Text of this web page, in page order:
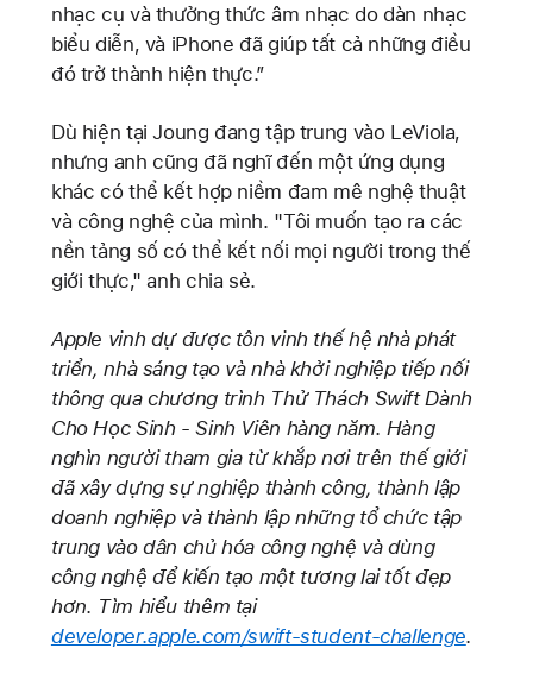
nhạc cụ và thưởng thức âm nhạc do dàn nhạc
biểu diễn, và iPhone đã giúp tất cả những điều
đó trở thành hiện thực.”
Dù hiện tại Joung đang tập trung vào LeViola,
nhưng anh cũng đã nghĩ đến một ứng dụng
khác có thể kết hợp niềm đam mê nghệ thuật
và công nghệ của mình. "Tôi muốn tạo ra các
nền tảng số có thể kết nối mọi người trong thế
giới thực," anh chia sẻ.
Apple vinh dự được tôn vinh thế hệ nhà phát
triển, nhà sáng tạo và nhà khởi nghiệp tiếp nối
thông qua chương trình Thử Thách Swift Dành
Cho Học Sinh - Sinh Viên hàng năm. Hàng
nghìn người tham gia từ khắp nơi trên thế giới
đã xây dựng sự nghiệp thành công, thành lập
doanh nghiệp và thành lập những tổ chức tập
trung vào dân chủ hóa công nghệ và dùng
công nghệ để kiến tạo một tương lai tốt đẹp
hơn. Tìm hiểu thêm tại
developer.apple.com/swift-student-challenge.